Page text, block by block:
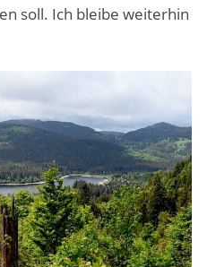
soll. Ich bleibe weiterhin